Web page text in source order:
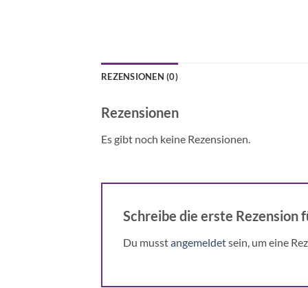
REZENSIONEN (0)
Rezensionen
Es gibt noch keine Rezensionen.
Schreibe die erste Rezension
Du musstangemeldetsein, um eine